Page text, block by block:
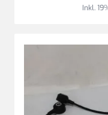
Inkl.